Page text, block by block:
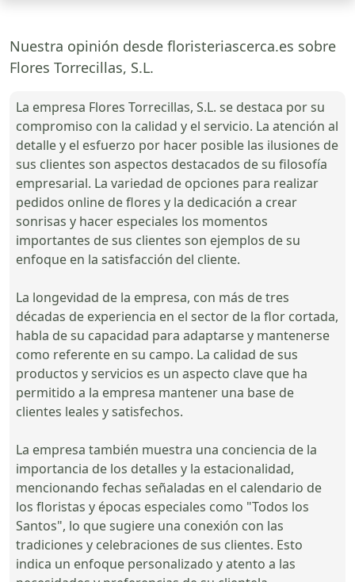
Nuestra opinión desde floristeriascerca.es sobre
Flores Torrecillas, S.L.
La empresa Flores Torrecillas, S.L. se destaca por su
compromiso con la calidad y el servicio. La atención al
detalle y el esfuerzo por hacer posible las ilusiones de
sus clientes son aspectos destacados de su filosofía
empresarial. La variedad de opciones para realizar
pedidos online de flores y la dedicación a crear
sonrisas y hacer especiales los momentos
importantes de sus clientes son ejemplos de su
enfoque en la satisfacción del cliente.
La longevidad de la empresa, con más de tres
décadas de experiencia en el sector de la flor cortada,
habla de su capacidad para adaptarse y mantenerse
como referente en su campo. La calidad de sus
productos y servicios es un aspecto clave que ha
permitido a la empresa mantener una base de
clientes leales y satisfechos.
La empresa también muestra una conciencia de la
importancia de los detalles y la estacionalidad,
mencionando fechas señaladas en el calendario de
los floristas y épocas especiales como "Todos los
Santos", lo que sugiere una conexión con las
tradiciones y celebraciones de sus clientes. Esto
indica un enfoque personalizado y atento a las